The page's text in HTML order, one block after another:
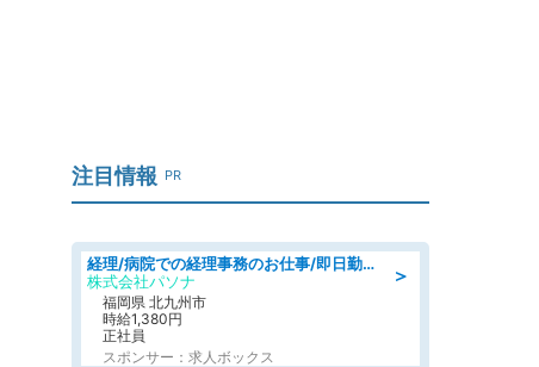
注目情報 PR
＞
経理/病院での経理事務のお仕事/即日勤務可/車通勤可/経理/一般事務
株式会社パソナ
福岡県 北九州市
時給1,380円
正社員
スポンサー：求人ボックス